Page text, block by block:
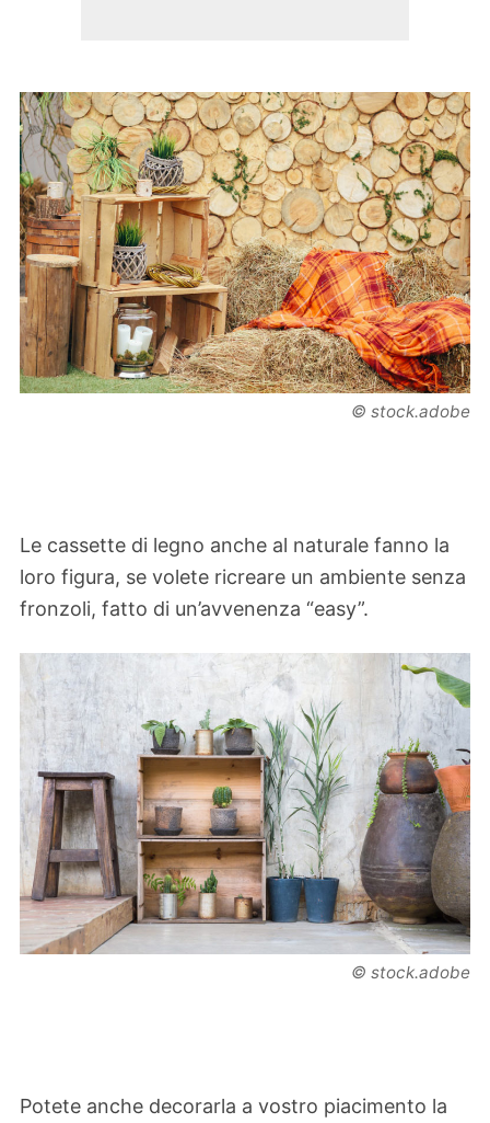
© stock.adobe
Le cassette di legno anche al naturale fanno la
loro figura, se volete ricreare un ambiente senza
fronzoli, fatto di un’avvenenza “easy”.
© stock.adobe
Potete anche decorarla a vostro piacimento la